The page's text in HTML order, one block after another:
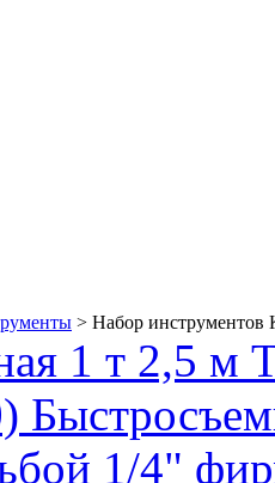
> Набор инструментов
1 т 2,5 м
1/4"